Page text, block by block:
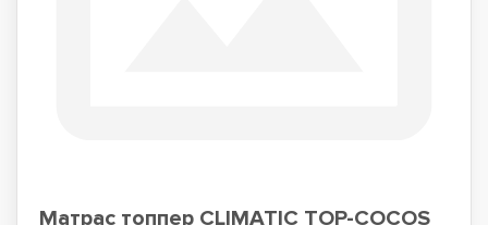
Матрас топпер CLIMATIC TOP-COCOS